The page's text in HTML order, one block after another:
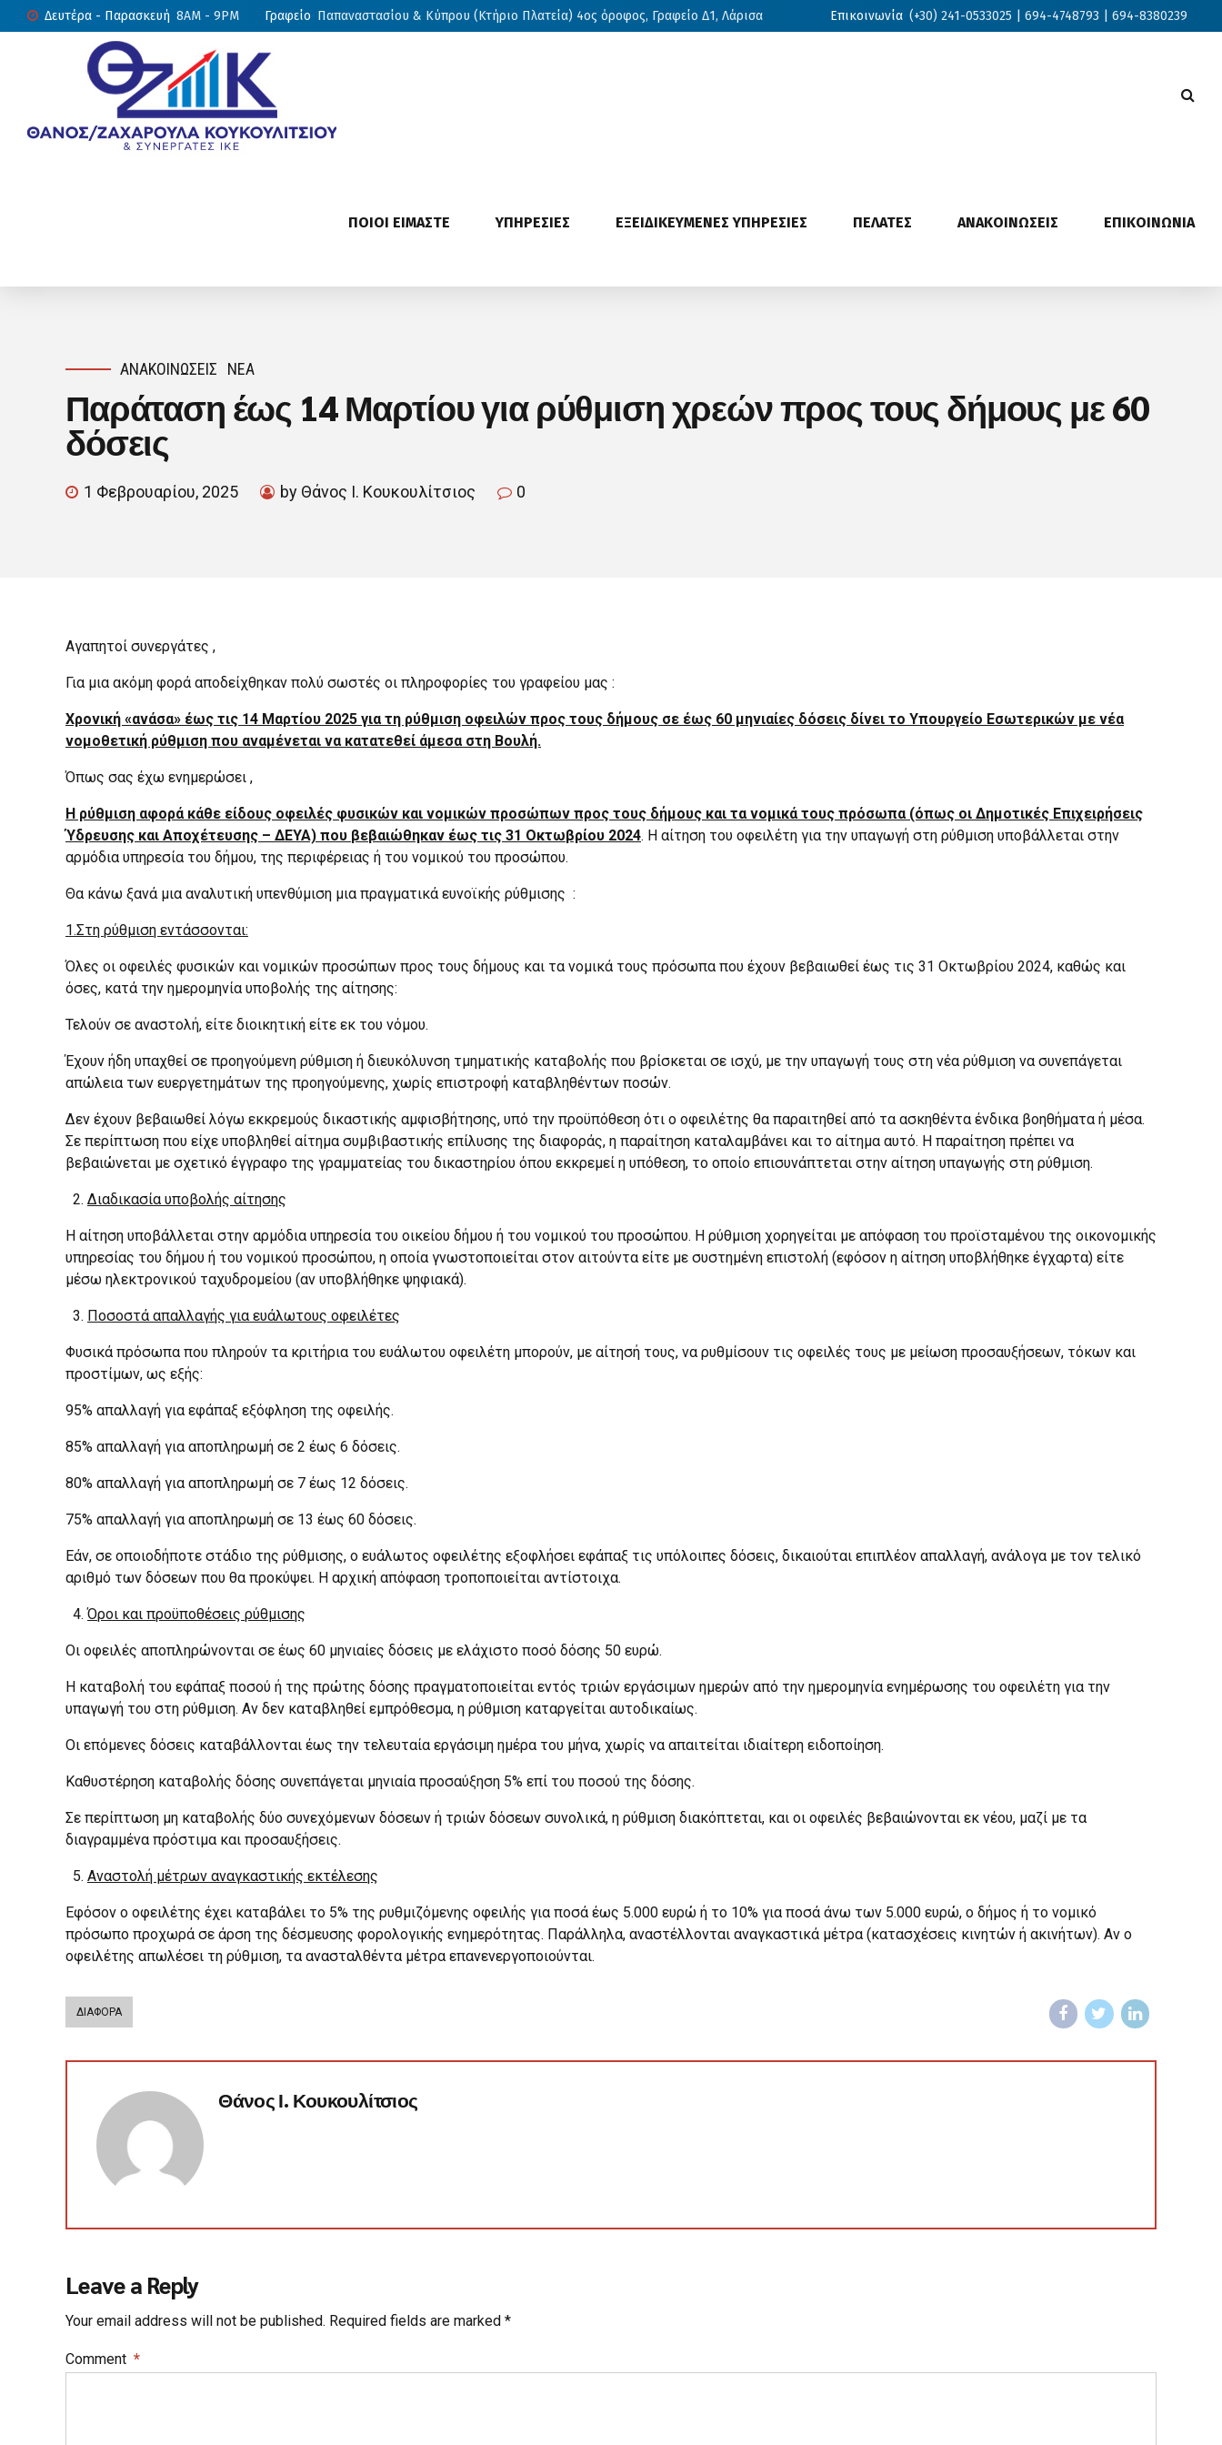
Δευτέρα - Παρασκευή 8AM - 9PM Γραφείο Παπαναστασίου & Κύπρου (Κτήριο Πλατεία) 4ος όροφος, Γραφείο Δ1, Λάρισα Επικοινωνία (+30) 241-0533025 | 694-4748793 | 694-8380239
ΠΟΙΟΙ ΕΙΜΑΣΤΕ ΥΠΗΡΕΣΙΕΣ ΕΞΕΙΔΙΚΕΥΜΕΝΕΣ ΥΠΗΡΕΣΙΕΣ ΠΕΛΑΤΕΣ ΑΝΑΚΟΙΝΩΣΕΙΣ ΕΠΙΚΟΙΝΩΝΙΑ
ΑΝΑΚΟΙΝΏΣΕΙΣ ΝΈΑ
Παράταση έως 14 Μαρτίου για ρύθμιση χρεών προς τους δήμους με 60
δόσεις
1 Φεβρουαρίου, 2025 by Θάνος Ι. Κουκουλίτσιος 0
Αγαπητοί συνεργάτες ,
Για μια ακόμη φορά αποδείχθηκαν πολύ σωστές οι πληροφορίες του γραφείου μας :
Χρονική «ανάσα» έως τις 14 Μαρτίου 2025 για τη ρύθμιση οφειλών προς τους δήμους σε έως 60 μηνιαίες δόσεις δίνει το Υπουργείο Εσωτερικών με νέα
νομοθετική ρύθμιση που αναμένεται να κατατεθεί άμεσα στη Βουλή.
Όπως σας έχω ενημερώσει ,
Η ρύθμιση αφορά κάθε είδους οφειλές φυσικών και νομικών προσώπων προς τους δήμους και τα νομικά τους πρόσωπα (όπως οι Δημοτικές Επιχειρήσεις
Ύδρευσης και Αποχέτευσης – ΔΕΥΑ) που βεβαιώθηκαν έως τις 31 Οκτωβρίου 2024. Η αίτηση του οφειλέτη για την υπαγωγή στη ρύθμιση υποβάλλεται στην
αρμόδια υπηρεσία του δήμου, της περιφέρειας ή του νομικού του προσώπου.
Θα κάνω ξανά μια αναλυτική υπενθύμιση μια πραγματικά ευνοϊκής ρύθμισης :
1.Στη ρύθμιση εντάσσονται:
Όλες οι οφειλές φυσικών και νομικών προσώπων προς τους δήμους και τα νομικά τους πρόσωπα που έχουν βεβαιωθεί έως τις 31 Οκτωβρίου 2024, καθώς και
όσες, κατά την ημερομηνία υποβολής της αίτησης:
Τελούν σε αναστολή, είτε διοικητική είτε εκ του νόμου.
Έχουν ήδη υπαχθεί σε προηγούμενη ρύθμιση ή διευκόλυνση τμηματικής καταβολής που βρίσκεται σε ισχύ, με την υπαγωγή τους στη νέα ρύθμιση να συνεπάγεται
απώλεια των ευεργετημάτων της προηγούμενης, χωρίς επιστροφή καταβληθέντων ποσών.
Δεν έχουν βεβαιωθεί λόγω εκκρεμούς δικαστικής αμφισβήτησης, υπό την προϋπόθεση ότι ο οφειλέτης θα παραιτηθεί από τα ασκηθέντα ένδικα βοηθήματα ή μέσα.
Σε περίπτωση που είχε υποβληθεί αίτημα συμβιβαστικής επίλυσης της διαφοράς, η παραίτηση καταλαμβάνει και το αίτημα αυτό. Η παραίτηση πρέπει να
βεβαιώνεται με σχετικό έγγραφο της γραμματείας του δικαστηρίου όπου εκκρεμεί η υπόθεση, το οποίο επισυνάπτεται στην αίτηση υπαγωγής στη ρύθμιση.
Διαδικασία υποβολής αίτησης
Η αίτηση υποβάλλεται στην αρμόδια υπηρεσία του οικείου δήμου ή του νομικού του προσώπου. Η ρύθμιση χορηγείται με απόφαση του προϊσταμένου της οικονομικής
υπηρεσίας του δήμου ή του νομικού προσώπου, η οποία γνωστοποιείται στον αιτούντα είτε με συστημένη επιστολή (εφόσον η αίτηση υποβλήθηκε έγχαρτα) είτε
μέσω ηλεκτρονικού ταχυδρομείου (αν υποβλήθηκε ψηφιακά).
Ποσοστά απαλλαγής για ευάλωτους οφειλέτες
Φυσικά πρόσωπα που πληρούν τα κριτήρια του ευάλωτου οφειλέτη μπορούν, με αίτησή τους, να ρυθμίσουν τις οφειλές τους με μείωση προσαυξήσεων, τόκων και
προστίμων, ως εξής:
95% απαλλαγή για εφάπαξ εξόφληση της οφειλής.
85% απαλλαγή για αποπληρωμή σε 2 έως 6 δόσεις.
80% απαλλαγή για αποπληρωμή σε 7 έως 12 δόσεις.
75% απαλλαγή για αποπληρωμή σε 13 έως 60 δόσεις.
Εάν, σε οποιοδήποτε στάδιο της ρύθμισης, ο ευάλωτος οφειλέτης εξοφλήσει εφάπαξ τις υπόλοιπες δόσεις, δικαιούται επιπλέον απαλλαγή, ανάλογα με τον τελικό
αριθμό των δόσεων που θα προκύψει. Η αρχική απόφαση τροποποιείται αντίστοιχα.
Όροι και προϋποθέσεις ρύθμισης
Οι οφειλές αποπληρώνονται σε έως 60 μηνιαίες δόσεις με ελάχιστο ποσό δόσης 50 ευρώ.
Η καταβολή του εφάπαξ ποσού ή της πρώτης δόσης πραγματοποιείται εντός τριών εργάσιμων ημερών από την ημερομηνία ενημέρωσης του οφειλέτη για την
υπαγωγή του στη ρύθμιση. Αν δεν καταβληθεί εμπρόθεσμα, η ρύθμιση καταργείται αυτοδικαίως.
Οι επόμενες δόσεις καταβάλλονται έως την τελευταία εργάσιμη ημέρα του μήνα, χωρίς να απαιτείται ιδιαίτερη ειδοποίηση.
Καθυστέρηση καταβολής δόσης συνεπάγεται μηνιαία προσαύξηση 5% επί του ποσού της δόσης.
Σε περίπτωση μη καταβολής δύο συνεχόμενων δόσεων ή τριών δόσεων συνολικά, η ρύθμιση διακόπτεται, και οι οφειλές βεβαιώνονται εκ νέου, μαζί με τα
διαγραμμένα πρόστιμα και προσαυξήσεις.
Αναστολή μέτρων αναγκαστικής εκτέλεσης
Εφόσον ο οφειλέτης έχει καταβάλει το 5% της ρυθμιζόμενης οφειλής για ποσά έως 5.000 ευρώ ή το 10% για ποσά άνω των 5.000 ευρώ, ο δήμος ή το νομικό
πρόσωπο προχωρά σε άρση της δέσμευσης φορολογικής ενημερότητας. Παράλληλα, αναστέλλονται αναγκαστικά μέτρα (κατασχέσεις κινητών ή ακινήτων). Αν ο
οφειλέτης απωλέσει τη ρύθμιση, τα ανασταλθέντα μέτρα επανενεργοποιούνται.
ΔΙΑΦΟΡΑ
Θάνος Ι. Κουκουλίτσιος
Leave a Reply
Your email address will not be published. Required fields are marked *
Comment *